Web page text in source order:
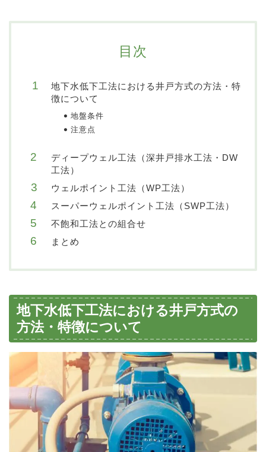
目次
地下水低下工法における井戸方式の方法・特
徴について
地盤条件
注意点
ディープウェル工法（深井戸排水工法・DW
工法）
ウェルポイント工法（WP工法）
スーパーウェルポイント工法（SWP工法）
不飽和工法との組合せ
まとめ
地下水低下工法における井戸方式の
方法・特徴について